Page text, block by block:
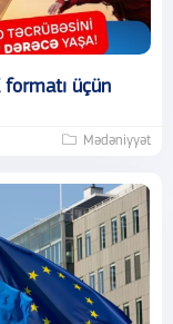
formatı üçün
Mədəniyyət